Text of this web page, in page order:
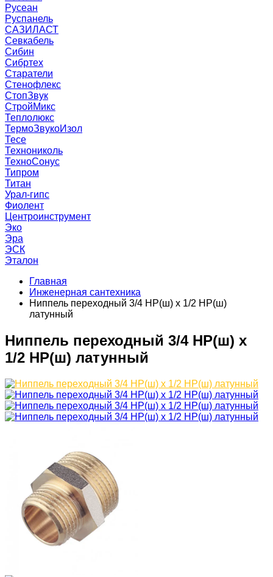
Русеан
Руспанель
САЗИЛАСТ
Севкабель
Сибин
Сибртех
Старатели
Стенофлекс
СтопЗвук
СтройМикс
Теплолюкс
ТермоЗвукоИзол
Тесе
Технониколь
ТехноСонус
Типром
Титан
Урал-гипс
Фиолент
Центроинструмент
Эко
Эра
ЭСК
Эталон
Главная
Инженерная сантехника
Ниппель переходный 3/4 НР(ш) х 1/2 НР(ш)
латунный
Ниппель переходный 3/4 НР(ш) х
1/2 НР(ш) латунный